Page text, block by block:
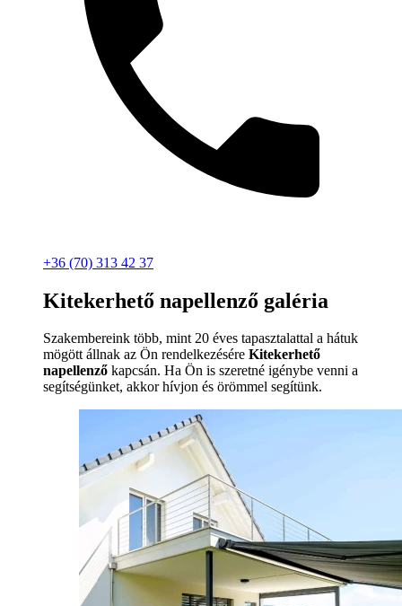
+36 (70) 313 42 37
Kitekerhető napellenző galéria
Szakembereink több, mint 20 éves tapasztalattal a hátuk
mögött állnak az Ön rendelkezésére Kitekerhető
napellenző kapcsán. Ha Ön is szeretné igénybe venni a
segítségünket, akkor hívjon és örömmel segítünk.